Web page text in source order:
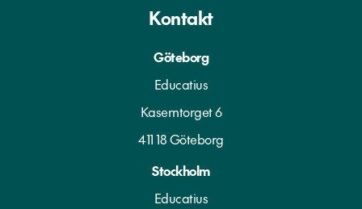
Kontakt
Göteborg
Educatius
Kaserntorget 6
411 18 Göteborg
Stockholm
Educatius